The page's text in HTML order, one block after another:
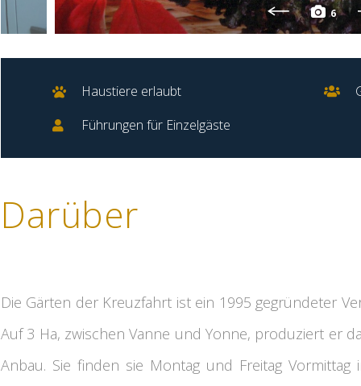
6
Haustiere erlaubt
Führungen für Einzelgäste
Darüber
Die Gärten der Kreuzfahrt ist ein 1995 gegründeter
Auf 3 Ha, zwischen Vanne und Yonne, produziert er
Anbau. Sie finden sie Montag und Freitag